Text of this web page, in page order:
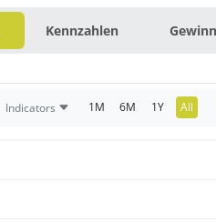
Kennzahlen
Indicators 1M 6M 1Y All